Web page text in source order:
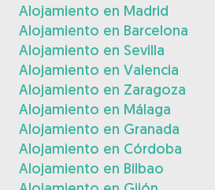
Alojamiento en Madrid
Alojamiento en Barcelona
Alojamiento en Sevilla
Alojamiento en Valencia
Alojamiento en Zaragoza
Alojamiento en Málaga
Alojamiento en Granada
Alojamiento en Córdoba
Alojamiento en Bilbao